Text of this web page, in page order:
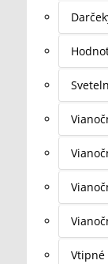
Vtipné